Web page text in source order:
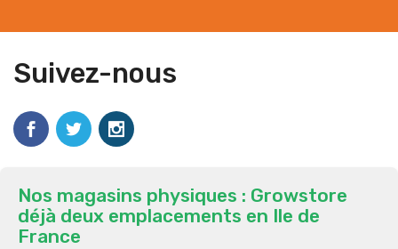
Suivez-nous
Nos magasins physiques : Growstore
déjà deux emplacements en Ile de
France